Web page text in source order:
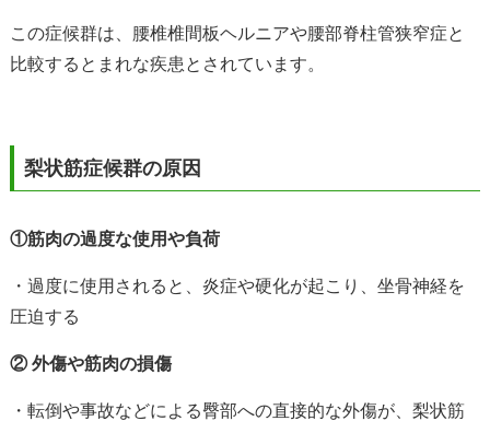
この症候群は、腰椎椎間板ヘルニアや腰部脊柱管狭窄症と
比較するとまれな疾患とされています。
梨状筋症候群の原因
①筋肉の過度な使用や負荷
・過度に使用されると、炎症や硬化が起こり、坐骨神経を
圧迫する
② 外傷や筋肉の損傷
・転倒や事故などによる臀部への直接的な外傷が、梨状筋